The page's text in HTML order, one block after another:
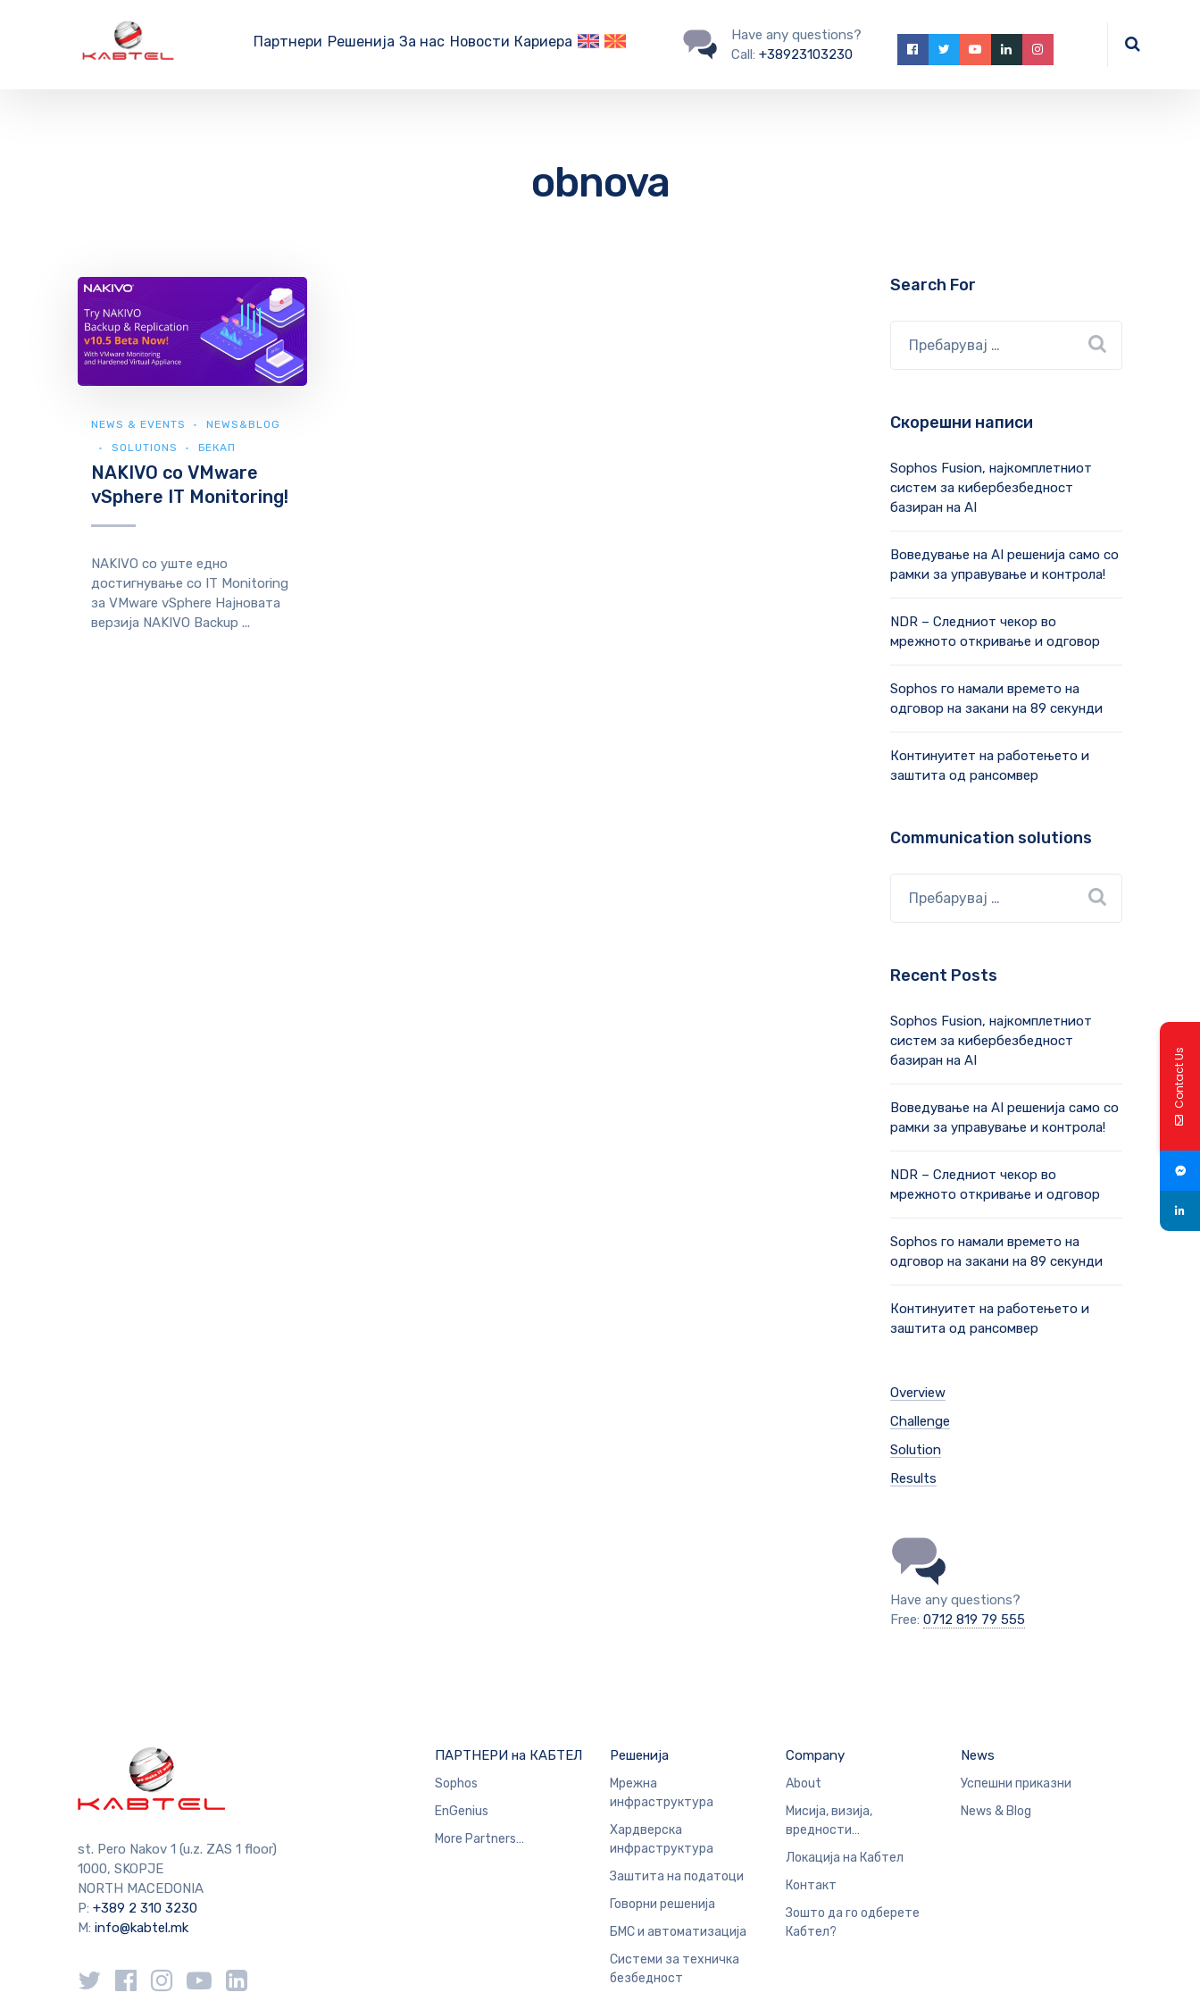
Партнери Решенија За нас Новости Кариера
Have any questions?
Call: +38923103230
obnova
NEWS & EVENTS
NEWS&BLOG
SOLUTIONS
БЕКАП
NAKIVO со VMware
vSphere IT Monitoring!
NAKIVO со уште едно
достигнување со IT Monitoring
за VMware vSphere Најновата
верзија NAKIVO Backup ...
Search For
Скорешни написи
Sophos Fusion, најкомплетниот
систем за кибербезбедност
базиран на AI
Воведување на AI решенија само со
рамки за управување и контрола!
NDR – Следниот чекор во
мрежното откривање и одговор
Sophos го намали времето на
одговор на закани на 89 секунди
Континуитет на работењето и
заштита од рансомвер
Communication solutions
Recent Posts
Sophos Fusion, најкомплетниот
систем за кибербезбедност
базиран на AI
Воведување на AI решенија само со
рамки за управување и контрола!
NDR – Следниот чекор во
мрежното откривање и одговор
Sophos го намали времето на
одговор на закани на 89 секунди
Континуитет на работењето и
заштита од рансомвер
Overview
Challenge
Solution
Results
Have any questions?
Free: 0712 819 79 555
st. Pero Nakov 1 (u.z. ZAS 1 floor)
1000, SKOPJE
NORTH MACEDONIA
P: +389 2 310 3230
M: info@kabtel.mk
ПАРТНЕРИ на КАБТЕЛ
Sophos
EnGenius
More Partners…
Решенија
Мрежна
инфраструктура
Хардверска
инфраструктура
Заштита на податоци
Говорни решенија
БМС и автоматизација
Системи за техничка
безбедност
Company
About
Мисија, визија,
вредности…
Локација на Кабтел
Контакт
Зошто да го одберете
Кабтел?
News
Успешни приказни
News & Blog
Contact Us